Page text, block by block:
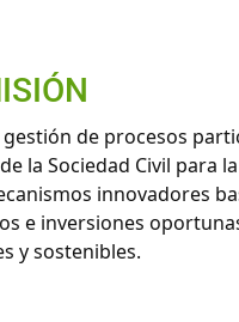
de procesos
la Sociedad Civil para
innovadores
e inversiones
y sostenibles.